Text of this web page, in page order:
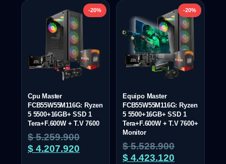
-20%
Cpu Master
FCB55W55M116G: Ryzen
5 5500+16GB+ SSD 1
Tera+F.600W + T.V 7600
$5.259.900
$ 4.207.920
-20%
Equipo Master
FCB55W55M116G: Ryzen
5 5500+16GB+ SSD 1
Tera+F.600W + T.V 7600+
Monitor
$5.528.900
$ 4.423.120